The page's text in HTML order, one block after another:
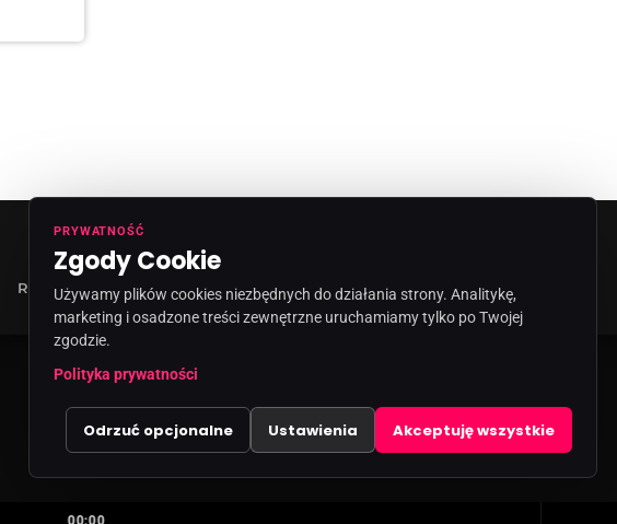
00:00
RODO INFORMACJA O NADAWCY KONTAKT
PRYWATNOŚĆ
Zgody Cookie
Używamy plików cookies niezbędnych do działania strony. Analitykę,
marketing i osadzone treści zewnętrzne uruchamiamy tylko po Twojej
zgodzie.
Polityka prywatności
Odrzuć opcjonalne Ustawienia Akceptuję wszystkie